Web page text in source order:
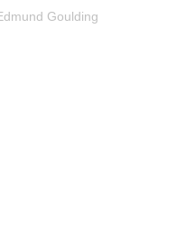
Goulding